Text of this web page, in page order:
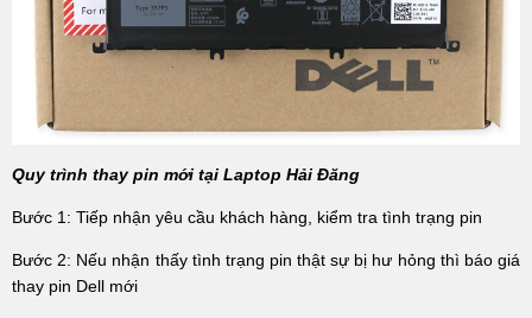
Quy trình thay pin mới tại Laptop Hải Đăng
Bước 1: Tiếp nhận yêu cầu khách hàng, kiểm tra tình trạng pin
Bước 2: Nếu nhận thấy tình trạng pin thật sự bị hư hỏng thì báo giá
thay pin Dell mới